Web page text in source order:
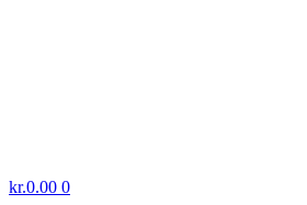
kr.0.00 0